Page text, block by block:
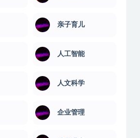
亲子育儿
人工智能
人文科学
企业管理